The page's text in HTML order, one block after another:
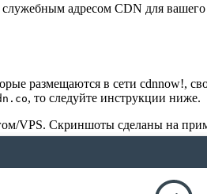
адресом CDN для
размещаются в сети cdnnow!,
, то следуйте инструкции ниже.
VPS. Скриншоты сделаны на